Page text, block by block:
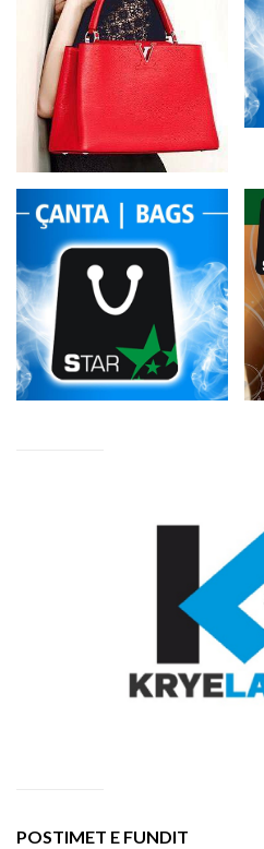
POSTIMET E FUNDIT